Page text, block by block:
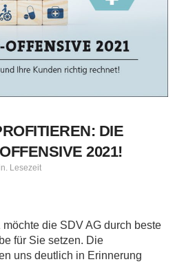
DIE
2021!
Lesezeit
die SDV AG durch beste
für Sie setzen. Die
uns deutlich in Erinnerung